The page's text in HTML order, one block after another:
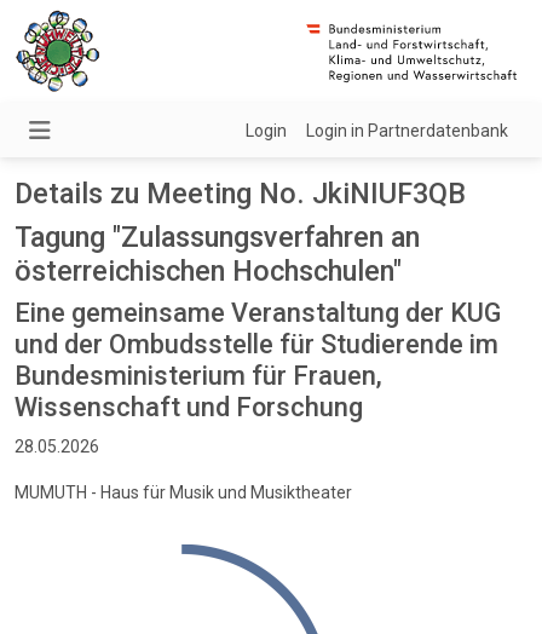
Login Login in Partnerdatenbank
Details zu Meeting No. JkiNIUF3QB
Tagung "Zulassungsverfahren an
österreichischen Hochschulen"
Eine gemeinsame Veranstaltung der KUG
und der Ombudsstelle für Studierende im
Bundesministerium für Frauen,
Wissenschaft und Forschung
28.05.2026
MUMUTH - Haus für Musik und Musiktheater